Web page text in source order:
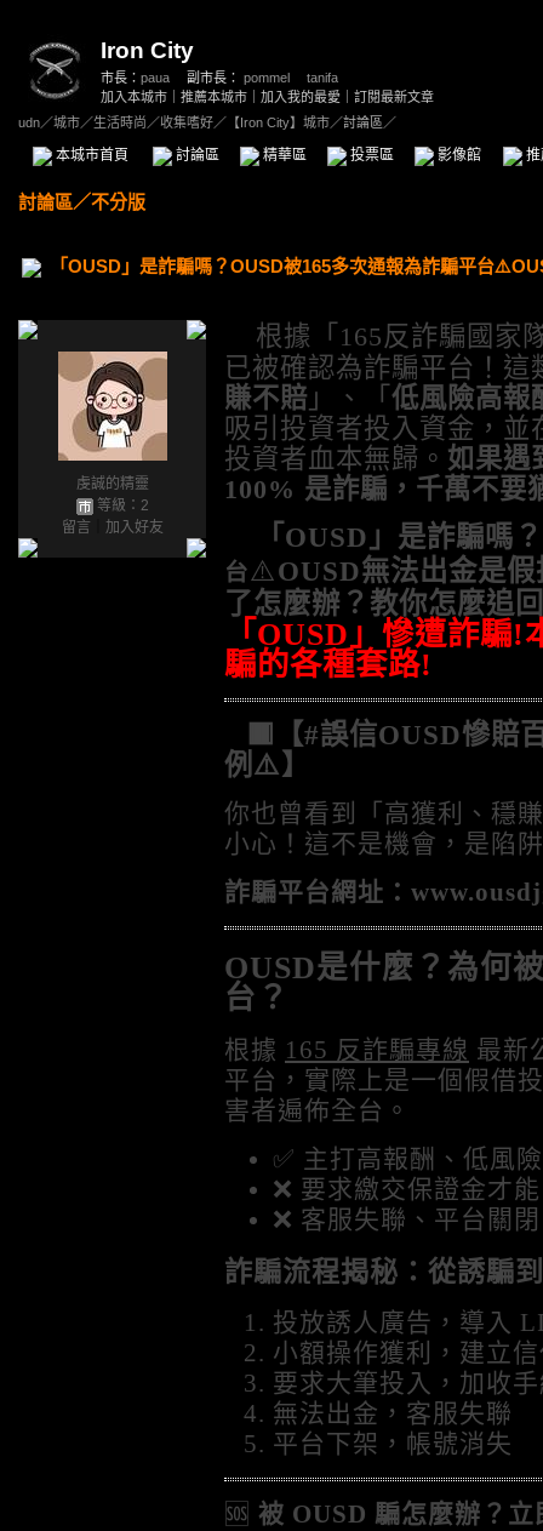
Iron City
市長： paua 副市長： pommel
tanifa
加入本城市
推薦本城市 加入我的最愛
訂閱最新文章
udn／城市／生活時尚 ／收集嗜好／ 【Iron City】城市／討論區／
本城市首頁 討論區 精華區 投票區 影像館
討論區／不分版
「OUSD」是詐騙嗎？OUSD被165多次通報為詐騙平台
虔誠的精靈
等級：2
留言
加入好友
根據「 165反詐騙國家
已被確認為詐騙平台！這
賺不賠 」、「 低風險高報
吸引投資者投入資金，
投資者血本無歸。 如果遇
100% 是詐騙，千萬不要
「 OUSD 」是詐騙嗎？
台⚠️OUSD無法出金是
了怎麼辦？ 教你怎麼追
「 OUSD 」慘遭詐騙!
騙的各種套路!
🟥【#誤信OUSD慘賠
例⚠️】
你也曾看到「高獲利、穩
小心！這不是機會，是陷
詐騙平台網址：
OUSD是什麼？為何
台？
根據 165 反詐騙專線 最新
平台，實際上是一個假借
害者遍佈全台。
✅ 主打高報酬、低風險
❌ 要求繳交保證金才
❌ 客服失聯、平台關閉
詐騙流程揭秘：從誘騙
投放誘人廣告，導入
小額操作獲利，建立
要求大筆投入，加收
無法出金，客服失聯
平台下架，帳號消失
🆘 被 OUSD 騙怎麼辦？